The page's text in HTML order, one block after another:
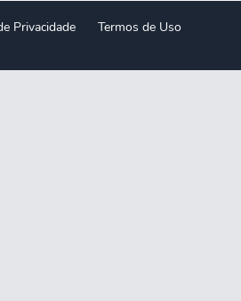
Privacidade
Termos de Uso